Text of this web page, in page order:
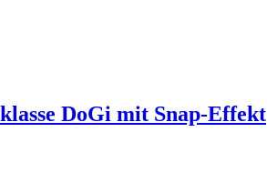
DoGi mit Snap-Effekt